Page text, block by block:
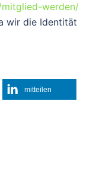
werden/
wir die Identität
mitteilen